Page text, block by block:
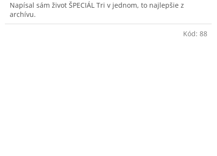
z
5
hviezdičiek.
Napísal sám život ŠPECIÁL Tri v jednom, to najlepšie z
archívu.
Kód: 88